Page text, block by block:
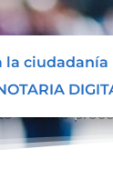
la ciudadanía
Extra-